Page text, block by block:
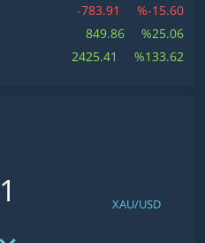
-783.91
%-15.60
849.86
%25.06
2425.41 %133.62
XAU/USD